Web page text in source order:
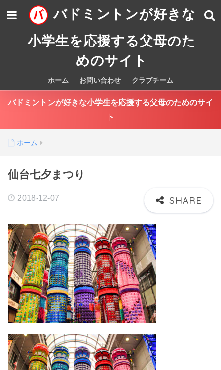
バドミントンが好きな
小学生を応援する父母のた
めのサイト
ホーム お問い合わせ クラブチーム
バドミントンが好きな小学生を応援する父母のためのサイ
ト
ホーム
仙台七夕まつり
2018-12-07